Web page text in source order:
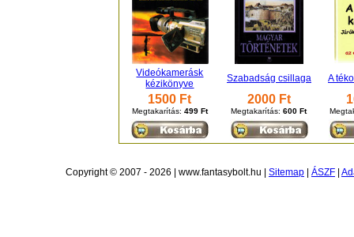
Videókamerásk
kézikönyve
Szabadság csillaga A
1500 Ft
Megtakarítás: 499 Ft
2000 Ft
Megtakarítás:600 Ft
Copyright © 2007 - 2026 | www.fantasybolt.hu | Sitemap ÁSZF